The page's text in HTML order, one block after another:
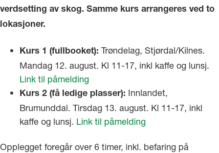
verdsetting av skog. Samme kurs arrangeres ved to
lokasjoner.
Kurs 1 (fullbooket): Trøndelag, Stjørdal/Kilnes.
Mandag 12. august. Kl 11-17, inkl kaffe og lunsj.
Link til påmelding
Kurs 2 (få ledige plasser): Innlandet,
Brumunddal. Tirsdag 13. august. Kl 11-17, inkl
kaffe og lunsj. Link til påmelding
Opplegget foregår over 6 timer, inkl. befaring på